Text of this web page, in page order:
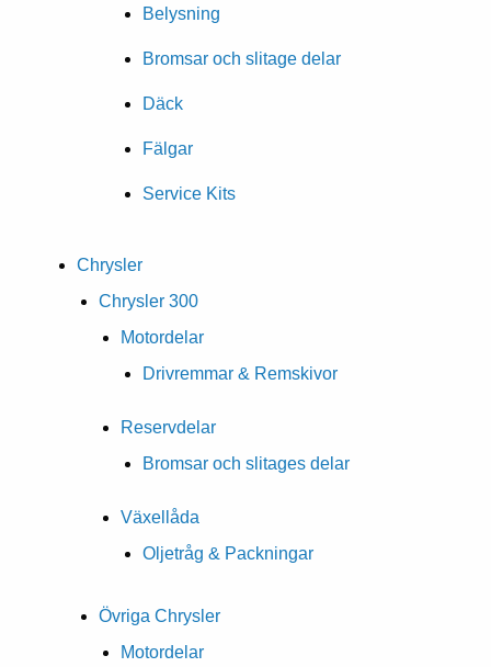
Belysning
Bromsar och slitage delar
Däck
Fälgar
Service Kits
Chrysler
Chrysler 300
Motordelar
Drivremmar & Remskivor
Reservdelar
Bromsar och slitages delar
Växellåda
Oljetråg & Packningar
Övriga Chrysler
Motordelar